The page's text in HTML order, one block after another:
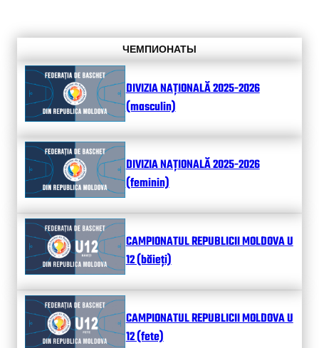
ЧЕМПИОНАТЫ
DIVIZIA NAȚIONALĂ 2025-2026
(masculin)
DIVIZIA NAȚIONALĂ 2025-2026
(feminin)
CAMPIONATUL REPUBLICII MOLDOVA U
12 (băieți)
CAMPIONATUL REPUBLICII MOLDOVA U
12 (fete)